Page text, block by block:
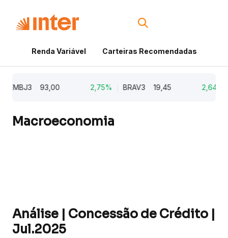
Renda Variável Carteiras Recomendadas
93,00 2,75% BRAV3 19,45 2,64%
Macroeconomia
Análise | Concessão de Crédito |
Jul.2025